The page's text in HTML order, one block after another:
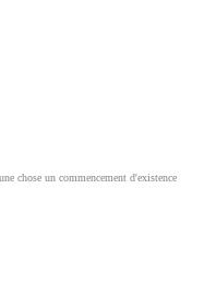
chose un commencement d'existence